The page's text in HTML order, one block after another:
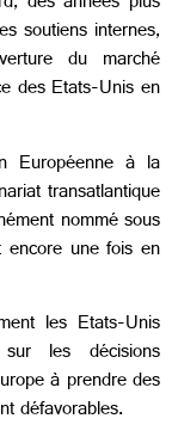
soutiens internes,
du marché
des Etats-Unis en
Européenne à la
transatlantique
nommé sous
une fois en
les Etats-Unis
les décisions
à prendre des
défavorables.